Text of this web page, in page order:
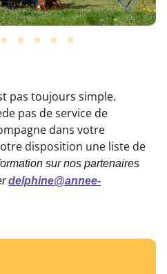
pas toujours simple.
pas de service de
dans votre
disposition une liste de
sur nos partenaires
delphine@annee-